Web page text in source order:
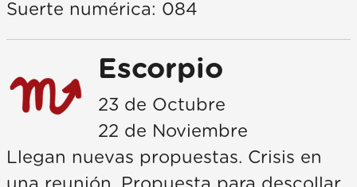
Suerte numérica: 084
Escorpio
23 de Octubre
22 de Noviembre
Llegan nuevas propuestas. Crisis en